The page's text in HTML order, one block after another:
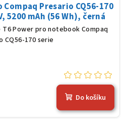
Presario CQ56-170
5200 mAh (56 Wh), černá
Power pro notebook Compaq
CQ56-170 serie
Do košíku